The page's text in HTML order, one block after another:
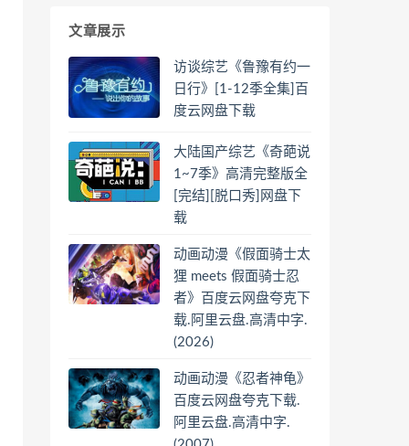
文章展示
访谈综艺《鲁豫有约一
日行》[1-12季全集]百
度云网盘下载
大陆国产综艺《奇葩说
1~7季》高清完整版全
[完结][脱口秀]网盘下
载
动画动漫《假面骑士太
狸 meets 假面骑士忍
者》百度云网盘夸克下
载.阿里云盘.高清中字.
(2026)
动画动漫《忍者神龟》
百度云网盘夸克下载.
阿里云盘.高清中字.